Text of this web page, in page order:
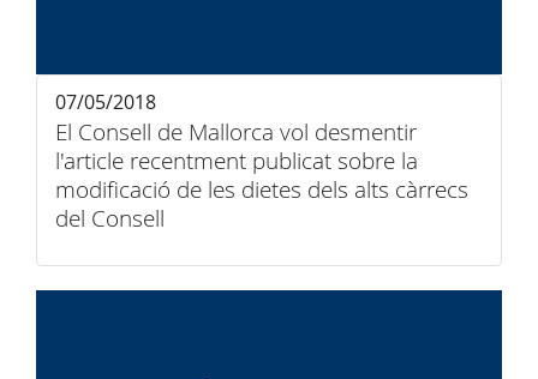
El Consell de Mallorca vol desmentir
l'article recentment publicat sobre la
modificació de les dietes dels alts càrrecs
del Consell
07/05/2018